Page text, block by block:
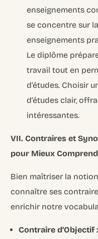
enseignements
se concentre sur
enseignements
Le diplôme
travail tout en
d’études. Choisir
d’études clair,
intéressantes.
VII. Contraires et
pour Mieux
Bien maîtriser la
connaître ses
enrichir notre
Contraire d’Objectif